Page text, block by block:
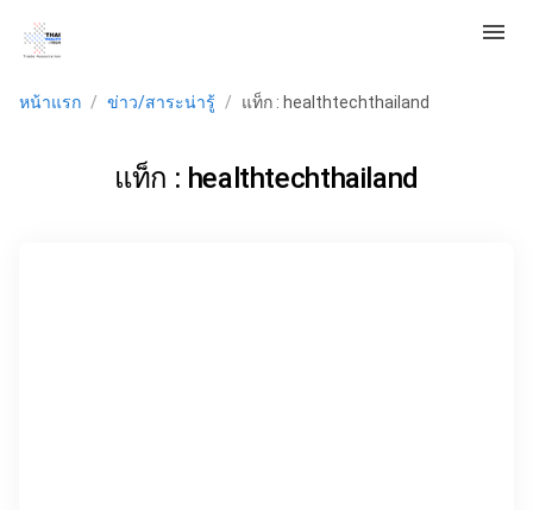
menu
หน้าแรก / ข่าว/สาระน่ารู้ / แท็ก : healthtechthailand
แท็ก : healthtechthailand